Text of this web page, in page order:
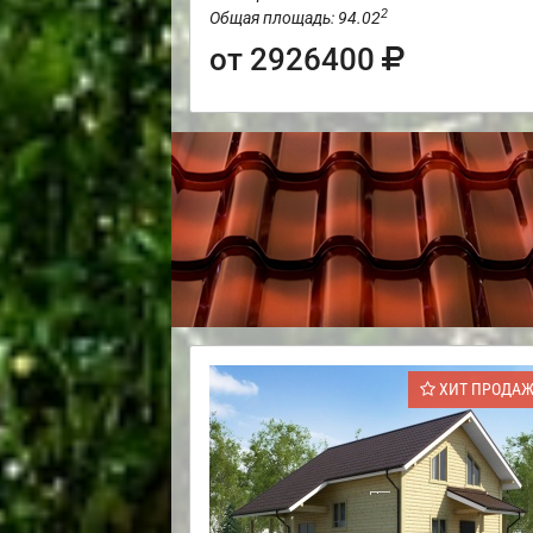
Общая площадь: 94.022
от 2926400
ХИТ ПРОДАЖ